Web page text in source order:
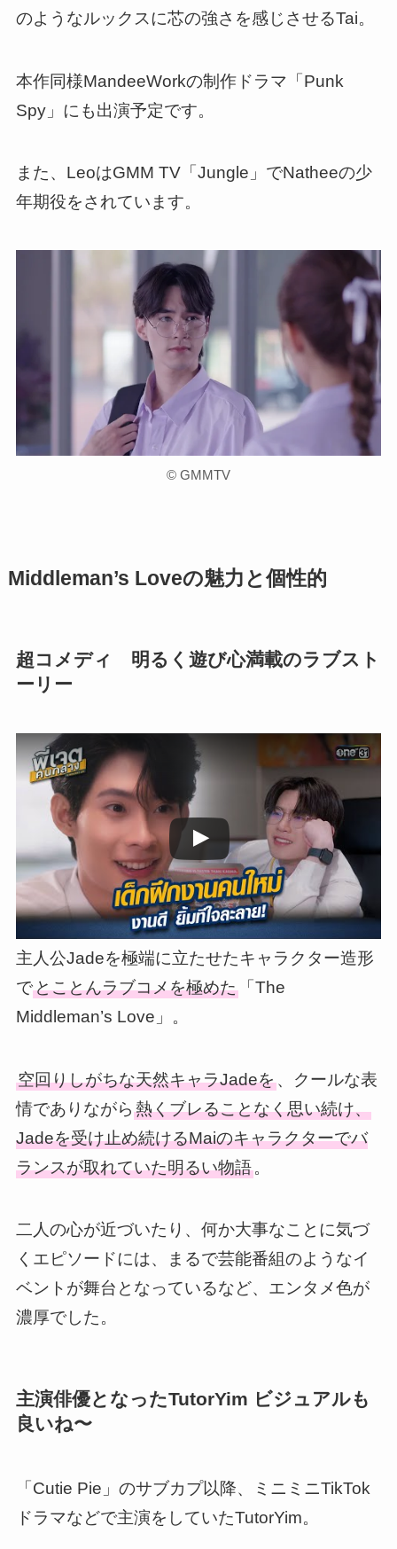
のようなルックスに芯の強さを感じさせるTai。
本作同様MandeeWorkの制作ドラマ「Punk
Spy」にも出演予定です。
また、LeoはGMM TV「Jungle」でNatheeの少
年期役をされています。
©︎ GMMTV
Middleman’s Loveの魅力と個性的
超コメディ 明るく遊び心満載のラブスト
ーリー
この動画を YouTube で視聴
主人公Jadeを極端に立たせたキャラクター造形
でとことんラブコメを極めた「The
Middleman’s Love」。
空回りしがちな天然キャラJadeを、クールな表
情でありながら 熱くブレることなく思い続け、
Jadeを受け止め続けるMaiのキャラクターでバ
ランスが取れていた明るい物語。
二人の心が近づいたり、何か大事なことに気づ
くエピソードには、まるで芸能番組のようなイ
ベントが舞台となっているなど、エンタメ色が
濃厚でした。
主演俳優となったTutorYim ビジュアルも
良いね〜
「Cutie Pie」のサブカプ以降、ミニミニTikTok
ドラマなどで主演をしていたTutorYim。